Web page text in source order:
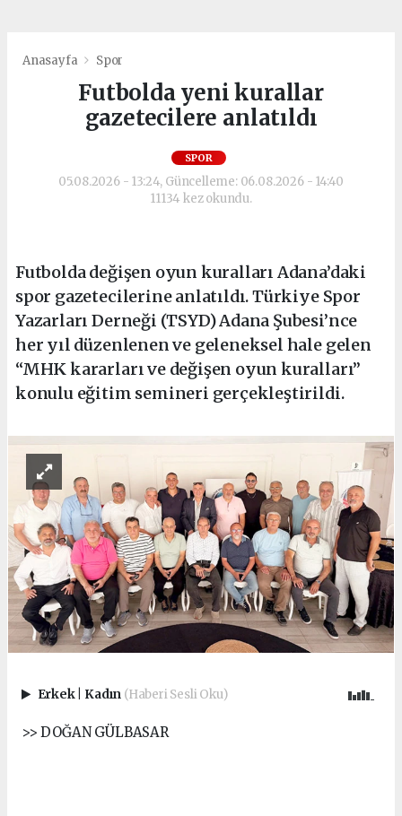
Anasayfa Spor
Futbolda yeni kurallar
gazetecilere anlatıldı
SPOR
05.08.2026 - 13:24, Güncelleme: 06.08.2026 - 14:40
11134 kez okundu.
Futbolda değişen oyun kuralları Adana’daki
spor gazetecilerine anlatıldı. Türkiye Spor
Yazarları Derneği (TSYD) Adana Şubesi’nce
her yıl düzenlenen ve geleneksel hale gelen
“MHK kararları ve değişen oyun kuralları”
konulu eğitim semineri gerçekleştirildi.
Erkek Kadın (Haberi Sesli Oku)
>> DOĞAN GÜLBASAR